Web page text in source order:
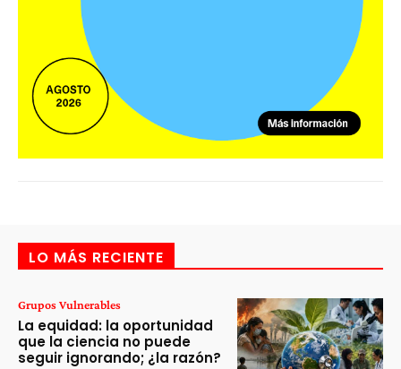
LO MÁS RECIENTE
Grupos Vulnerables
La equidad: la oportunidad
que la ciencia no puede
seguir ignorando; ¿la razón?